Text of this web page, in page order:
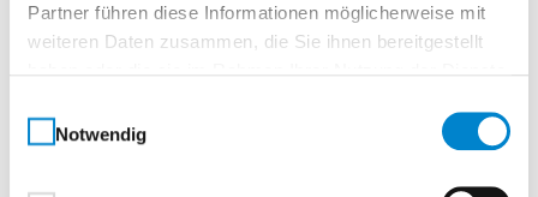
Partner führen diese Informationen möglicherweise mit
weiteren Daten zusammen, die Sie ihnen bereitgestellt
Notwendig
Beschreibung Drücker & Griffe